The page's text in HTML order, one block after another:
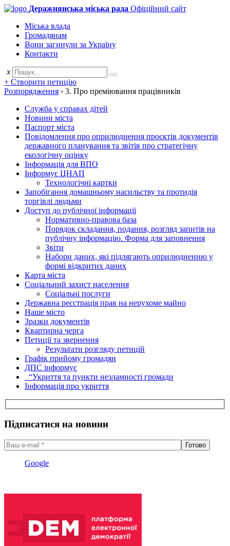
Деражнянська міська рада Офіційний сайт
Міська влада
Громадянам
Вони загинули за Україну
Контакти
x
+ Створити петицію
Розпорядження › 3. Про преміювання працівників
Служба у справах дітей
Новини міста
Паспорт міста
Повідомлення про оприлюднення проєктів документів
державного планування та звітів про стратегічну
екологічну оцінку
Інформація для ВПО
Інформує ЦНАП
Технологічні картки
Запобігання домашньому насильству та протидія
торгівлі людьми
Доступ до публічної інформації
Нормативно-правова база
Порядок складання, подання, розгляд запитів на
публічну інформацію. Форма для заповнення
Звіти
Набори даних, які підлягають оприлюдненню у
формі відкритих даних
Карта міста
Соціальний захист населення
Соціальні послуги
Державна реєстрація прав на нерухоме майно
Наше місто
Зразки документів
Квартирна черга
Петиції та звернення
Результати розгляду петицій
Графік прийому громадян
ДПС інформує
“Укриття та пункти незламності громади
Інформація про укриття
Підписатися на новини
Google